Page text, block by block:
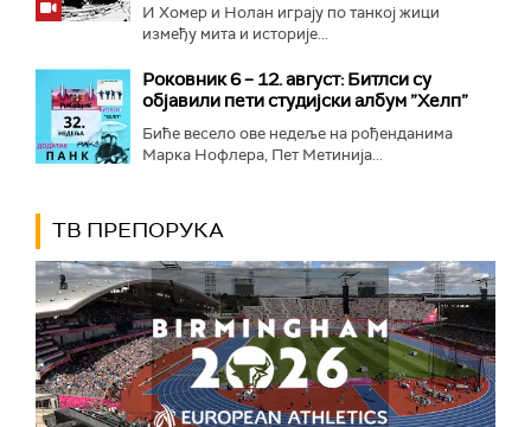
И Хомер и Нолан играју по танкој жици
између мита и историје...
Роковник 6 – 12. август: Битлси су
објавили пети студијски албум ”Хелп”
Биће весело ове недеље на рођенданима
Марка Нофлера, Пет Метинија...
ТВ ПРЕПОРУКА